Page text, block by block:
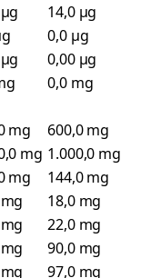
14,0 µg
0,0 µg
0,00 µg
0,0 mg
mg
600,0 mg
mg 1.000,0 mg
mg
144,0 mg
18,0 mg
22,0 mg
90,0 mg
97,0 mg